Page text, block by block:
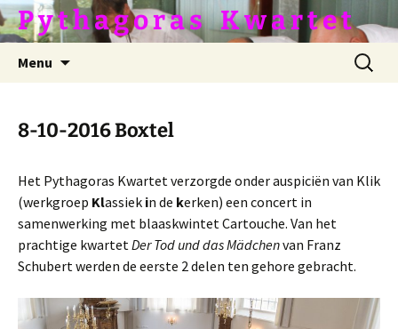
Ga
naarP y t h a g o r a s ­­­ ­ ­ K w a r t e t
Menu
Zoeken
naar:
8-10-2016 Boxtel
Het Pythagoras Kwartet verzorgde onder auspiciën van Klik
(werkgroep Klassiek in de kerken) een concert in
samenwerking met blaaskwintet Cartouche. Van het
prachtige kwartetDer Tod und das Mädchenvan Franz
Schubert werden de eerste 2 delen ten gehore gebracht.